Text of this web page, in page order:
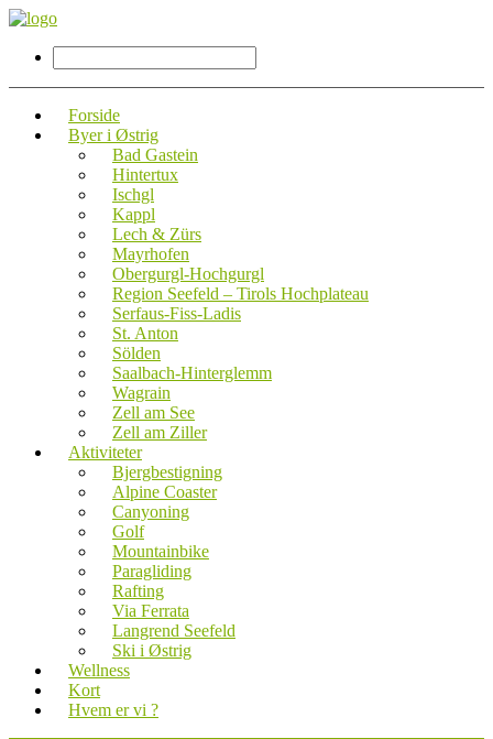
Forside
Byer i Østrig
Bad Gastein
Hintertux
Ischgl
Kappl
Lech & Zürs
Mayrhofen
Obergurgl-Hochgurgl
Region Seefeld – Tirols Hochplateau
Serfaus-Fiss-Ladis
St. Anton
Sölden
Saalbach-Hinterglemm
Wagrain
Zell am See
Zell am Ziller
Aktiviteter
Bjergbestigning
Alpine Coaster
Canyoning
Golf
Mountainbike
Paragliding
Rafting
Via Ferrata
Langrend Seefeld
Ski i Østrig
Wellness
Kort
Hvem er vi ?